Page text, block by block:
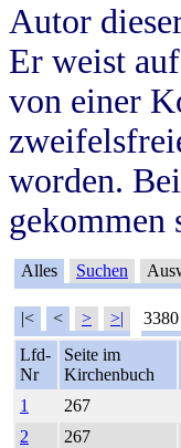
Autor
Er weist
von einer
worden.
gekommen
Alles Suchen
|< < > >|
Lfd-
Nr
Seite im
Kirchenbuch
1
267
2
267